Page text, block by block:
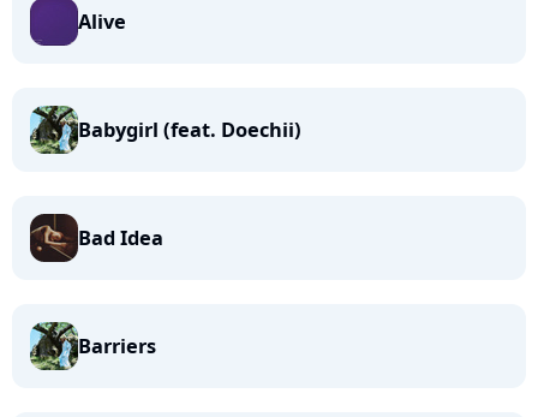
Alive
Babygirl (feat. Doechii)
Bad Idea
Barriers